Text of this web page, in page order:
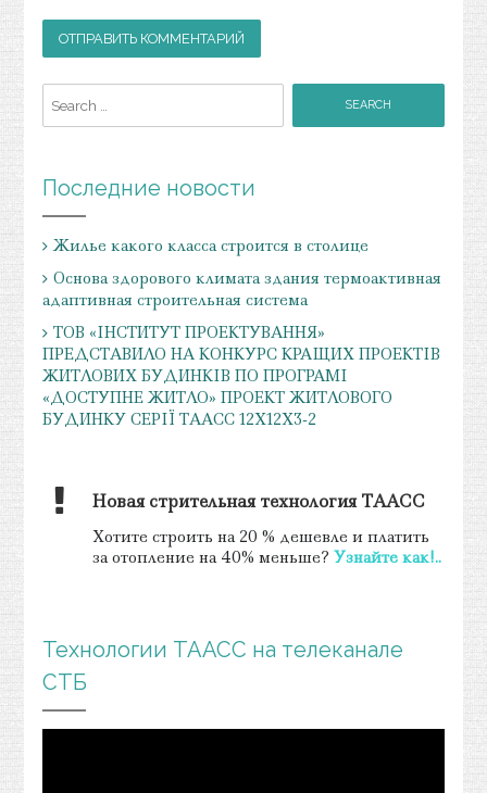
Последние новости
Жилье какого класса строится в столице
Основа здорового климата здания термоактивная
адаптивная строительная система
ТОВ «ІНСТИТУТ ПРОЕКТУВАННЯ»
ПРЕДСТАВИЛО НА КОНКУРС КРАЩИХ ПРОЕКТІВ
ЖИТЛОВИХ БУДИНКІВ ПО ПРОГРАМІ
«ДОСТУПНЕ ЖИТЛО» ПРОЕКТ ЖИТЛОВОГО
БУДИНКУ СЕРІЇ ТААСС 12Х12Х3-2
Новая стрительная технология ТААСС
Хотите строить на 20 % дешевле и платить
за отопление на 40% меньше? Узнайте как!..
Технологии ТААСС на телеканале
СТБ